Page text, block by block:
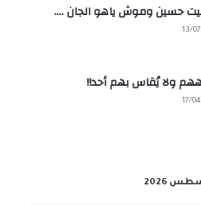
حسين وموش ياهو الجان ….
13/
ولا يُقاس بهم أحد!!
17/
2026